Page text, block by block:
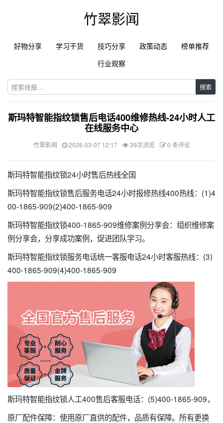
竹翠影闻
好物分享 学习干货 技巧分享 政策动态
榜单推荐
行业观察
搜索
斯玛特智能指纹锁售后电话400维修热线-24小时人工
在线服务中心
竹翠影闻 2026-03-07 12:17 39次浏览 0 条评论
斯玛特智能指纹锁24小时售后热线全国
斯玛特智能指纹锁售后服务电话24小时报修热线400热线：(1)4
00-1865-909(2)400-1865-909
斯玛特智能指纹锁400-1865-909维修案例分享会：组织维修案
例分享会，分享成功案例，促进团队学习。
斯玛特智能指纹锁服务电话统一客服电话24小时客服热线：(3)
400-1865-909(4)400-1865-909
斯玛特智能指纹锁人工400售后客服电话：(5)400-1865-909，
原厂配件保障：使用原厂直供的配件，品质有保障。所有更换